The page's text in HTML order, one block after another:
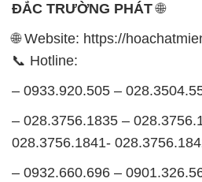
ĐẮC TRƯỜNG PHÁT🌐
🌐 Website: https://
📞 Hotline:
– 0933.920.505 –
– 028.3756.1835 –
028.3756.1841-
– 0932.660.696 –